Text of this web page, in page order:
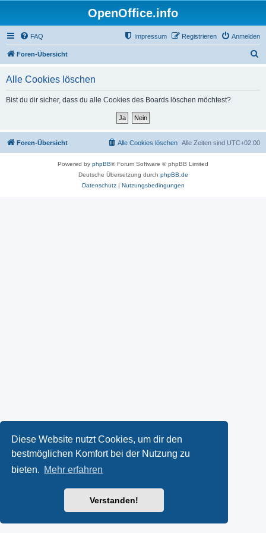
Diese Website nutzt Cookies, um dir den
bestmöglichen Komfort bei der Nutzung zu
bieten. Mehr erfahren
Verstanden!
OpenOffice.info
FAQ Anmelden
Registrieren
Impressum
Foren-Übersicht
Alle Cookies löschen
Bist du dir sicher, dass du alle Cookies des Boards löschen möchtest?
Foren-Übersicht Alle Zeiten sind UTC+02:00
Alle Cookies löschen
Powered by phpBB® Forum Software © phpBB Limited
Deutsche Übersetzung durch phpBB.de
Datenschutz| Nutzungsbedingungen